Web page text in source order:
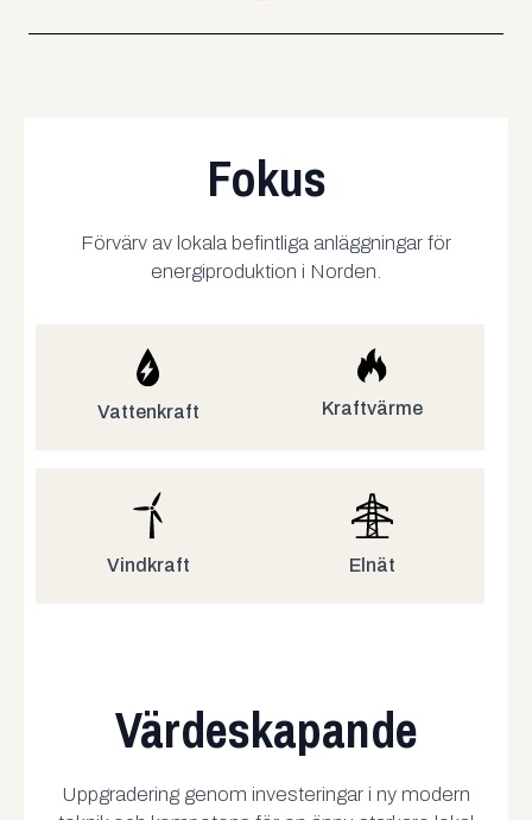
Fokus
Förvärv av lokala befintliga anläggningar för
energiproduktion i Norden.
Vattenkraft Kraftvärme
Vindkraft Elnät
Värdeskapande
Uppgradering genom investeringar i ny modern